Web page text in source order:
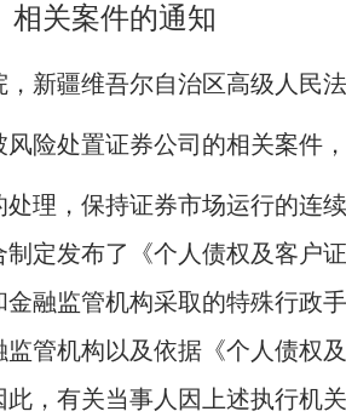
相关案件的通知
新疆维吾尔自治区高级人民
处置证券公司的相关案件，
，保持证券市场运行的连
定发布了《个人债权及客户
融监管机构采取的特殊行政
管机构以及依据《个人债权
，有关当事人因上述执行机